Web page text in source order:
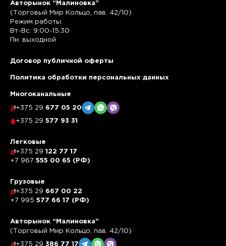
Авторынок “Малиновка”
(Торговый Мир Кольцо, пав. 42/10)
Режим работы:
Вт-Вс: 9:00-15:30
Пн: выходной
Договор публичной оферты
Политика обработки персональных данных
Многоканальные
+375 29 677 05 20
+375 29 577 93 31
Легковые
+375 29 122 77 17
+7 967 555 00 65 (РФ)
Грузовые
+375 29 667 00 22
+7 995 577 66 17 (РФ)
Авторынок “Малиновка”
(Торговый Мир Кольцо, пав. 42/10)
+375 29 386 77 17